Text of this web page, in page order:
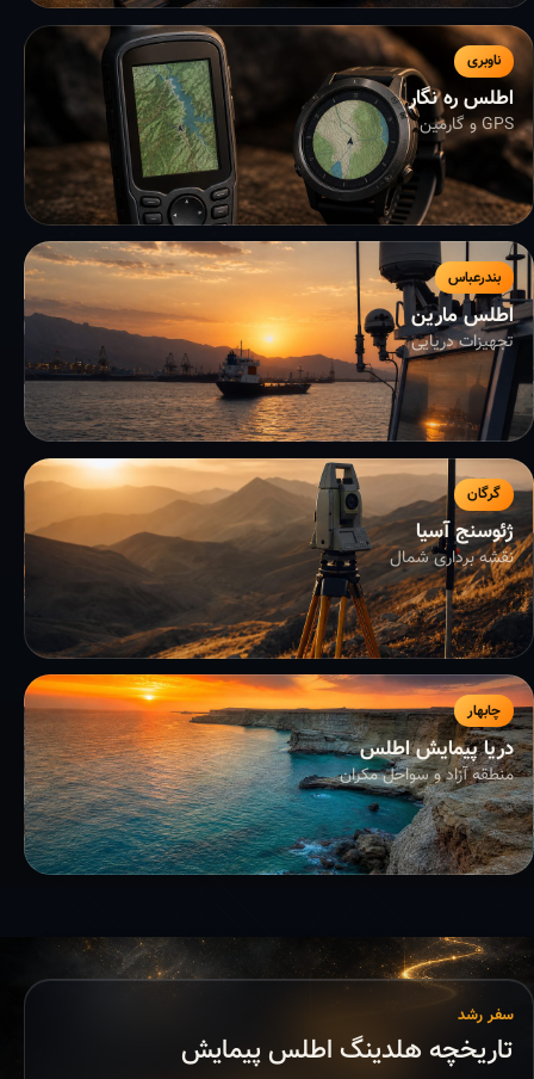
ناوبری
اطلس ره نگار
GPS و گارمین
بندرعباس
اطلس مارین
تجهیزات دریایی
گرگان
ژئوسنج آسیا
نقشه برداری شمال
چابهار
دریا پیمایش اطلس
منطقه آزاد و سواحل مکران
سفر رشد
تاریخچه هلدینگ اطلس پیمایش